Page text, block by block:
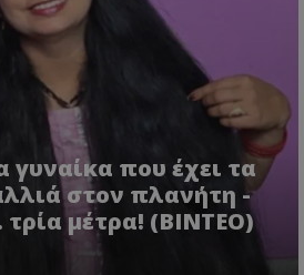
γυναίκα που έχει τα
στον πλανήτη -
τρία μέτρα! (ΒΙΝΤΕΟ)